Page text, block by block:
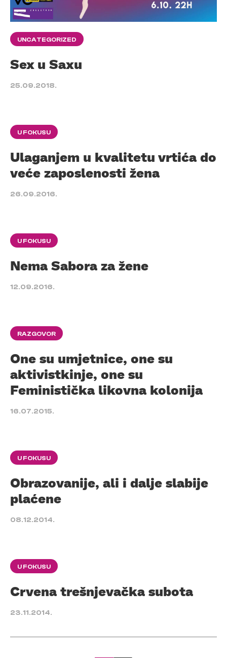
UNCATEGORIZED
Sex u Saxu
25.09.2018.
U FOKUSU
Ulaganjem u kvalitetu vrtića do
veće zaposlenosti žena
26.09.2016.
U FOKUSU
Nema Sabora za žene
12.09.2016.
RAZGOVOR
One su umjetnice, one su
aktivistkinje, one su
Feministička likovna kolonija
16.07.2015.
U FOKUSU
Obrazovanije, ali i dalje slabije
plaćene
08.12.2014.
U FOKUSU
Crvena trešnjevačka subota
23.11.2014.